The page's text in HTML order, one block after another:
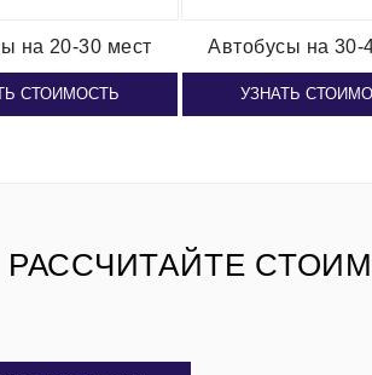
на 20-30 мест
СТОИМОСТЬ
Автобусы на 30-
УЗНАТЬ
РАССЧИТАЙТЕ